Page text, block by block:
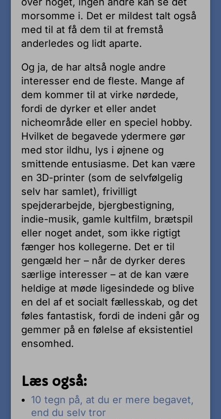
morsomme i. Det er mildest talt også
med til at få dem til at fremstå
anderledes og lidt aparte.
Og ja, de har altså nogle andre
interesser end de fleste. Mange af
dem kommer til at virke nørdede,
fordi de dyrker et eller andet
nicheområde eller en speciel hobby.
Hvilket de begavede ydermere gør
med stor ildhu, lys i øjnene og
smittende entusiasme. Det kan være
en 3D-printer (som de selvfølgelig
selv har samlet), frivilligt
spejderarbejde, bjergbestigning,
indie-musik, gamle kultfilm, brætspil
eller noget andet, som ikke rigtigt
fænger hos kollegerne. Det er til
gengæld her – når de dyrker deres
særlige interesser – at de kan være
heldige at møde ligesindede og blive
en del af et socialt fællesskab, og det
føles fantastisk, fordi de indeni går og
gemmer på en følelse af eksistentiel
ensomhed.
Læs også:
10 tegn på, at du er mere begavet,
end du selv tror